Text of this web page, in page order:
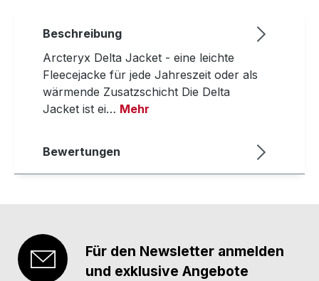
Beschreibung
Arcteryx Delta Jacket - eine leichte
Fleecejacke für jede Jahreszeit oder als
wärmende Zusatzschicht Die Delta
Jacket ist ei… Mehr
Bewertungen
Für den Newsletter anmelden
und exklusive Angebote